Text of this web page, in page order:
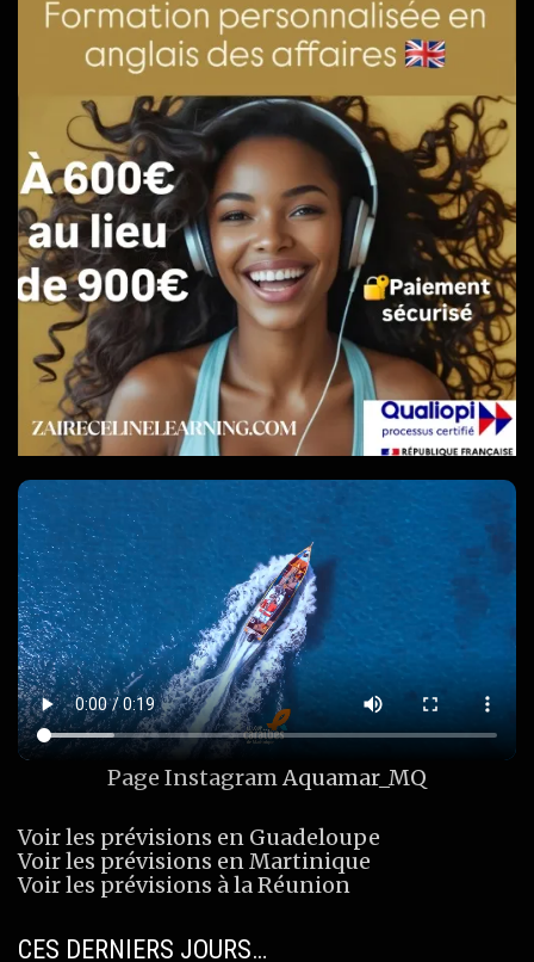
Page InstagramAquamar_MQ
Voir les prévisions en Guadeloupe
Voir les prévisions en Martinique
Voir les prévisions à la Réunion
CES DERNIERS JOURS…